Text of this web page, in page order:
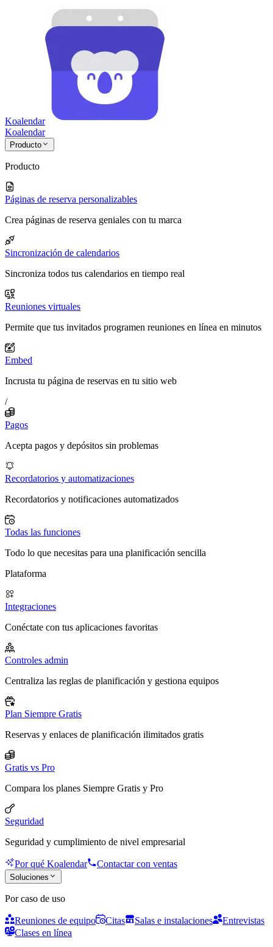
Koalendar
Koalendar
Producto
Producto
Páginas de reserva personalizables
Crea páginas de reserva geniales con tu marca
Sincronización de calendarios
Sincroniza todos tus calendarios en tiempo real
Reuniones virtuales
Permite que tus invitados programen reuniones en línea en minutos
Embed
Incrusta tu página de reservas en tu sitio web
/
Pagos
Acepta pagos y depósitos sin problemas
Recordatorios y automatizaciones
Recordatorios y notificaciones automatizados
Todas las funciones
Todo lo que necesitas para una planificación sencilla
Plataforma
Integraciones
Conéctate con tus aplicaciones favoritas
Controles admin
Centraliza las reglas de planificación y gestiona equipos
Plan Siempre Gratis
Reservas y enlaces de planificación ilimitados gratis
Gratis vs Pro
Compara los planes Siempre Gratis y Pro
Seguridad
Seguridad y cumplimiento de nivel empresarial
Por qué Koalendar Contactar con ventas
Soluciones
Por caso de uso
Reuniones de equipo Citas Salas e instalaciones
Entrevistas
Clases en línea